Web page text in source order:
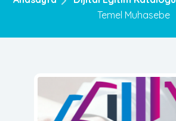
Temel Muhasebe